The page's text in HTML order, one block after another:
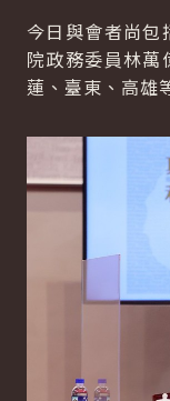
今日與會者尚包
院政務委員林萬
蓮、臺東、高雄